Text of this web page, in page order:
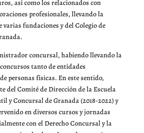
así como los relacionados con
profesionales, llevando la
fundaciones y del Colegio de
concursal, habiendo llevando la
tanto de entidades
personas físicas. En este sentido,
del Comité de Dirección de la Escuela
y Concursal de Granada (2018-2022) y
en diversos cursos y jornadas
con el Derecho Concursal y la